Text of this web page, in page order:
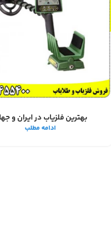
بهترین فلزیاب در ایران و
ادامه مطلب